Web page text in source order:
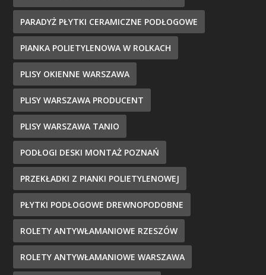
PARADYŻ PŁYTKI CERAMICZNE PODŁOGOWE
PIANKA POLIETYLENOWA W ROLKACH
PLISY OKIENNE WARSZAWA
PLISY WARSZAWA PRODUCENT
PLISY WARSZAWA TANIO
PODŁOGI DESKI MONTAŻ POZNAŃ
PRZEKŁADKI Z PIANKI POLIETYLENOWEJ
PŁYTKI PODŁOGOWE DREWNOPODOBNE
ROLETY ANTYWŁAMANIOWE RZESZÓW
ROLETY ANTYWŁAMANIOWE WARSZAWA